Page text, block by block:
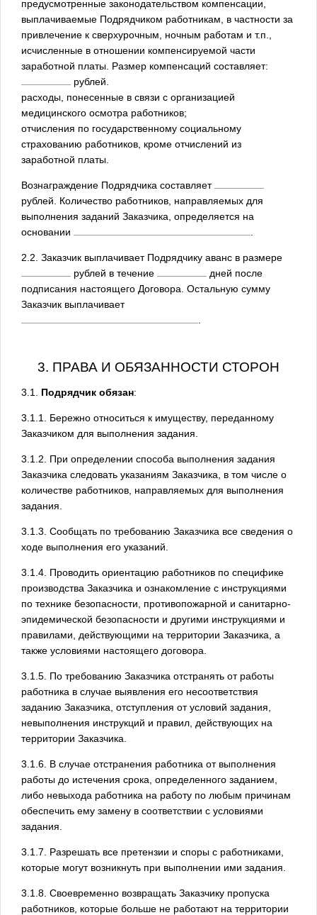
предусмотренные законодательством компенсации,
выплачиваемые Подрядчиком работникам, в частности за
привлечение к сверхурочным, ночным работам и т.п.,
исчисленные в отношении компенсируемой части
заработной платы. Размер компенсаций составляет:
рублей.
расходы, понесенные в связи с организацией
медицинского осмотра работников;
отчисления по государственному социальному
страхованию работников, кроме отчислений из
заработной платы.
Вознаграждение Подрядчика составляет
рублей. Количество работников, направляемых для
выполнения заданий Заказчика, определяется на
основании
2.2. Заказчик выплачивает Подрядчику аванс в размере
рублей в течение
дней после
подписания настоящего Договора. Остальную сумму
Заказчик выплачивает
3. ПРАВА И ОБЯЗАННОСТИ СТОРОН
3.1. Подрядчик обязан:
3.1.1. Бережно относиться к имуществу, переданному
Заказчиком для выполнения задания.
3.1.2. При определении способа выполнения задания
Заказчика следовать указаниям Заказчика, в том числе о
количестве работников, направляемых для выполнения
задания.
3.1.3. Сообщать по требованию Заказчика все сведения о
ходе выполнения его указаний.
3.1.4. Проводить ориентацию работников по специфике
производства Заказчика и ознакомление с инструкциями
по технике безопасности, противопожарной и санитарно-
эпидемической безопасности и другими инструкциями и
правилами, действующими на территории Заказчика, а
также условиями настоящего договора.
3.1.5. По требованию Заказчика отстранять от работы
работника в случае выявления его несоответствия
заданию Заказчика, отступления от условий задания,
невыполнения инструкций и правил, действующих на
территории Заказчика.
3.1.6. В случае отстранения работника от выполнения
работы до истечения срока, определенного заданием,
либо невыхода работника на работу по любым причинам
обеспечить ему замену в соответствии с условиями
задания.
3.1.7. Разрешать все претензии и споры с работниками,
которые могут возникнуть при выполнении ими задания.
3.1.8. Своевременно возвращать Заказчику пропуска
работников, которые больше не работают на территории